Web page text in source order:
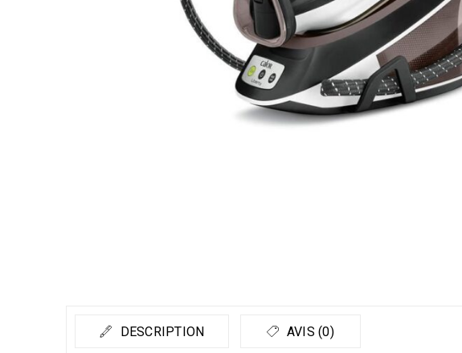
DESCRIPTION AVIS (0)